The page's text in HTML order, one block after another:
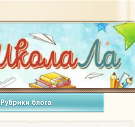
Рубрики блога